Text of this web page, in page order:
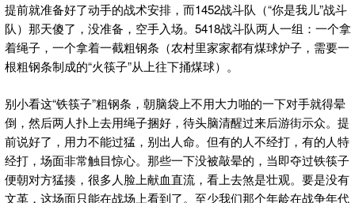
提前就准备好了动手的战术安排，而1452战斗队（“你是我儿”战斗
队）那天傻了，没准备，空手入场。5418战斗队两人一组：一个拿
着绳子，一个拿着一截粗钢条（农村里家家都有煤球炉子，需要一
根粗钢条制成的“火筷子”从上往下捅煤球）。
别小看这“铁筷子”粗钢条，朝脑袋上不用大力啪的一下对手就得晕
倒，然后两人扑上去用绳子捆好，待头脑清醒过来后游街示众。提
前说好了，用力不能过猛，别出人命。但有的人不经打，有的人特
经打，场面非常触目惊心。那些一下没被敲晕的，当即夺过铁筷子
便朝对方猛揍，很多人脸上献血直流，看上去煞是壮观。要是没有
文革，这场面只能在战场上看到了。至少我们那个年龄在战争年代